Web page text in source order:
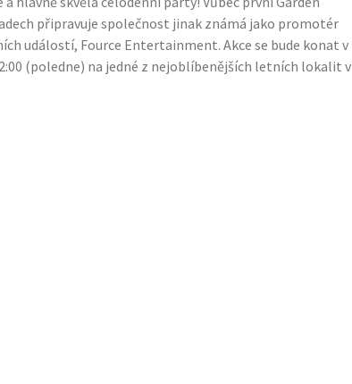
připravuje společnost jinak známá jako promotér
událostí, Fource Entertainment. Akce se bude konat v
(poledne) na jedné z nejoblíbenějších letních lokalit v